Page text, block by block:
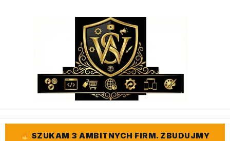
SZUKAM 3 AMBITNYCH FIRM. ZBUDUJMY